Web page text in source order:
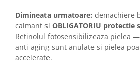
Dimineata urmatoare: demachiere
calmant si OBLIGATORIU protectie
Retinolul fotosensibilizeaza pielea
anti-aging sunt anulate si pielea
accelerate.